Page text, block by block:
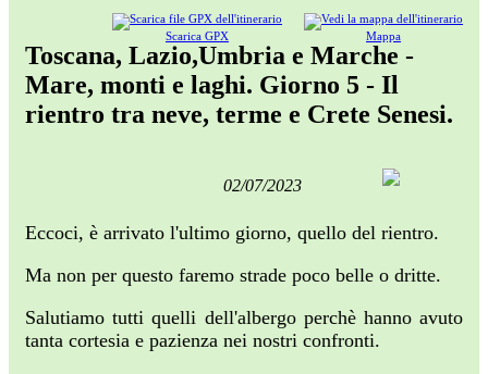
Mappa
Scarica GPX
Toscana, Lazio,Umbria e Marche -
Mare, monti e laghi. Giorno 5 - Il
rientro tra neve, terme e Crete Senesi.
02/07/2023
Eccoci, è arrivato l'ultimo giorno, quello del rientro.
Ma non per questo faremo strade poco belle o dritte.
Salutiamo tutti quelli dell'albergo perchè hanno avuto
tanta cortesia e pazienza nei nostri confronti.